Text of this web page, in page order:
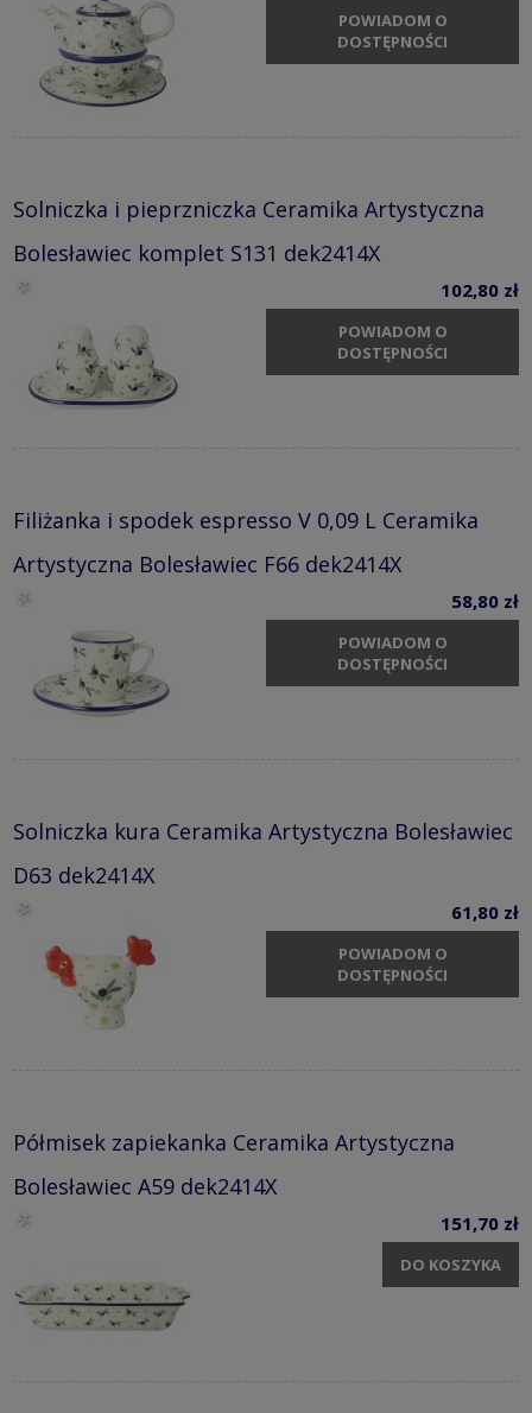
POWIADOM O
DOSTĘPNOŚCI
Solniczka i pieprzniczka Ceramika Artystyczna
Bolesławiec komplet S131 dek2414X
102,80 zł
POWIADOM O
DOSTĘPNOŚCI
Filiżanka i spodek espresso V 0,09 L Ceramika
Artystyczna Bolesławiec F66 dek2414X
58,80 zł
POWIADOM O
DOSTĘPNOŚCI
Solniczka kura Ceramika Artystyczna Bolesławiec
D63 dek2414X
61,80 zł
POWIADOM O
DOSTĘPNOŚCI
Półmisek zapiekanka Ceramika Artystyczna
Bolesławiec A59 dek2414X
151,70 zł
DO KOSZYKA